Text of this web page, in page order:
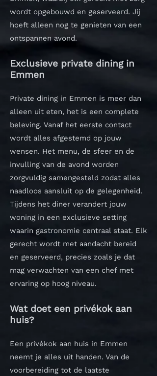
wordt opgebouwd en geserveerd. Jij
hoeft alleen nog te genieten van een
ontspannen avond.
Exclusieve private dining in
Emmen
Private dining in Emmen is meer dan
alleen uit eten, het is een complete
beleving. Vanaf het eerste contact
wordt alles afgestemd op jouw
wensen. Het menu, de sfeer en de
invulling van de avond worden
zorgvuldig samengesteld zodat alles
naadloos aansluit op de gelegenheid.
Tijdens het diner verandert jouw
woning in een exclusieve setting
waarin gastronomie centraal staat. Elk
gerecht wordt met aandacht bereid
en geserveerd, precies zoals je dat
mag verwachten van een chef met
ervaring op hoog niveau.
Wat doet een privékok aan
huis?
Een privékok aan huis in Emmen
neemt je alles uit handen. Van de
voorbereiding tot de laatste